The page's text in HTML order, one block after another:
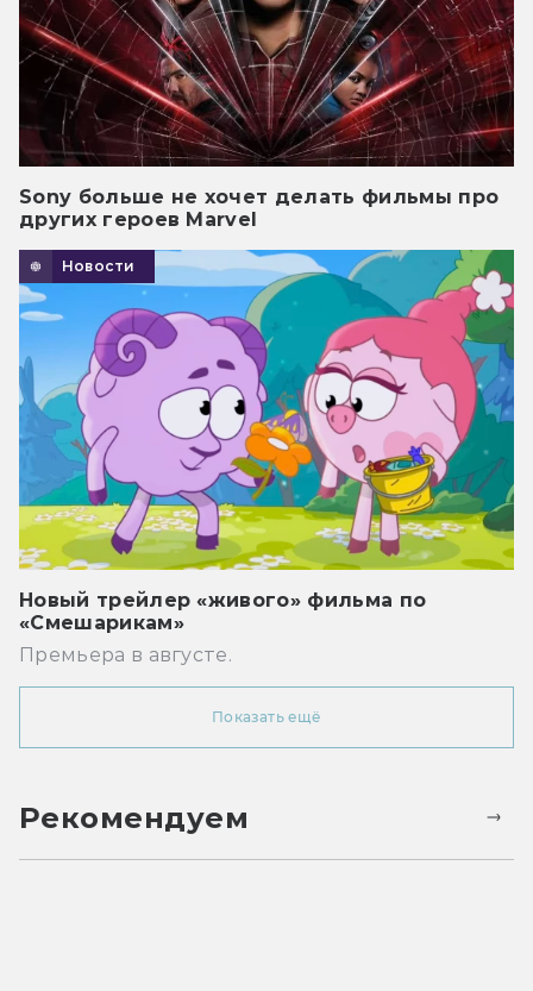
Sony больше не хочет делать фильмы про
других героев Marvel
Новости
Новый трейлер «живого» фильма по
«Смешарикам»
Премьера в августе.
Показать ещё
Рекомендуем